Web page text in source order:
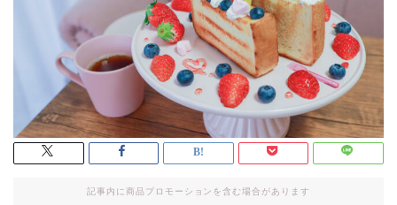
記事内に商品プロモーションを含む場合があります